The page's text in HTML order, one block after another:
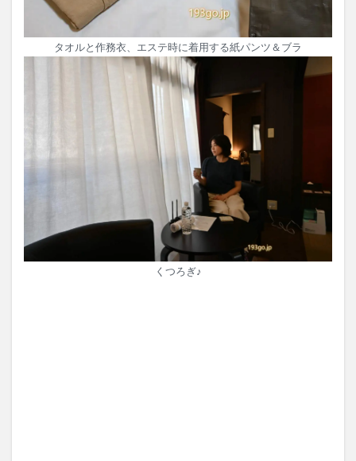
タオルと作務衣、エステ時に着用する紙パンツ＆ブラ
くつろぎ♪